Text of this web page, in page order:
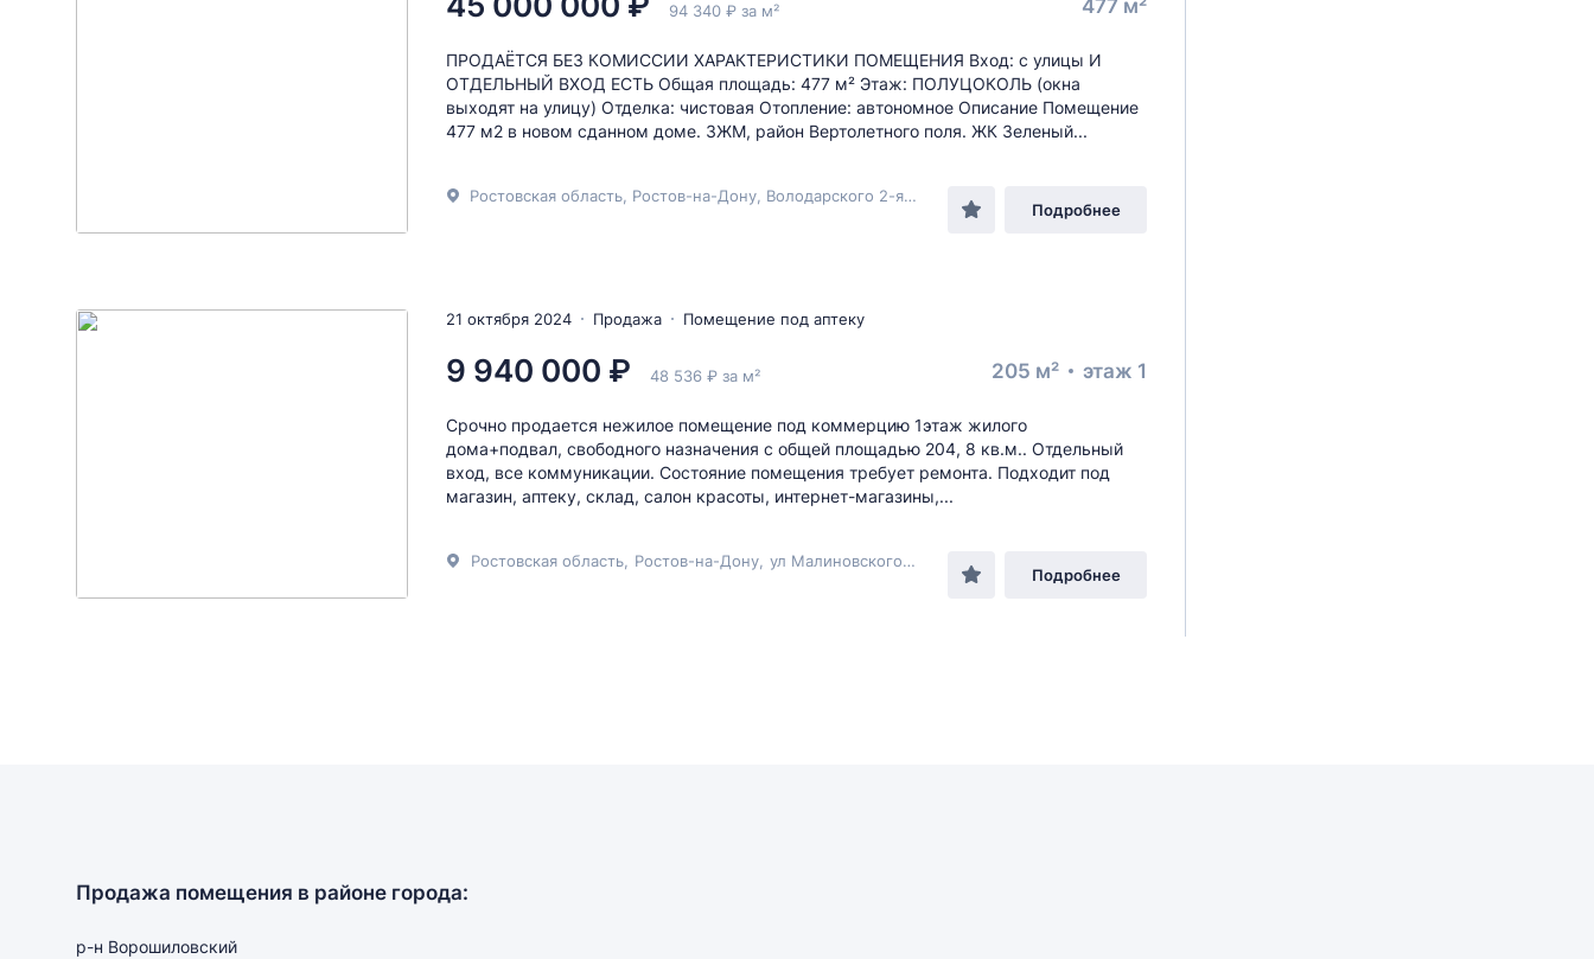
94 340 ₽ за м² 477 м²
ПРОДАЁТСЯ БЕЗ КОМИССИИ ХАРАКТЕРИСТИКИ ПОМЕЩЕНИЯ Вход: с улицы И
ОТДЕЛЬНЫЙ ВХОД ЕСТЬ Общая площадь: 477 м² Этаж: ПОЛУЦОКОЛЬ (окна
выходят на улицу) Отделка: чистовая Отопление: автономное Описание Помещение
477 м2 в новом сданном доме. ЗЖМ, район Вертолетного поля. ЖК Зеленый...
Ростовская область, Ростов-на-Дону, Володарского 2-я, 146
Подробнее
21 октября 2024 Продажа Помещение под аптеку
9 940 000 ₽ 48 536 ₽ за м² 205 м² этаж 1
Срочно продается нежилое помещение под коммерцию 1этаж жилого
дома+подвал, свободного назначения с общей площадью 204, 8 кв.м.. Отдельный
вход, все коммуникации. Состояние помещения требует ремонта. Подходит под
магазин, аптеку, склад, салон красоты, интернет-магазины,...
Ростовская область Ростов-на-Дону ул Малиновского, 76
Подробнее
Продажа помещения в районе города:
р-н Ворошиловский